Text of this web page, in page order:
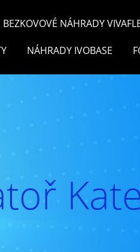
BEZKOVOVÉ NÁHRADY
NÁHRADY IVOBASE